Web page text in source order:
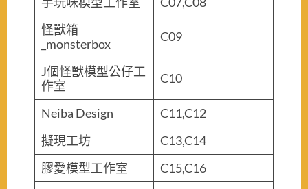
怪獸箱
_monsterbox
C09
J個怪獸模型公仔工
作室
C10
Neiba Design
C11,C12
擬現工坊
C13,C14
膠愛模型工作室
C15,C16